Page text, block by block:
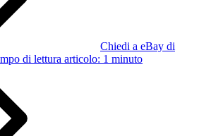
Chiedi a eBay di
di lettura articolo: 1 minuto